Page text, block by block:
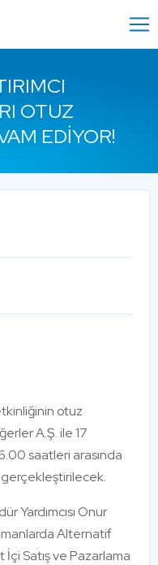
OTUZ
EDIYOR!
otuz
A.Ş. ile 17
saatleri arasında
gerçekleştirilecek.
Yardımcısı Onur
Alternatif
İçi Satış ve Pazarlama